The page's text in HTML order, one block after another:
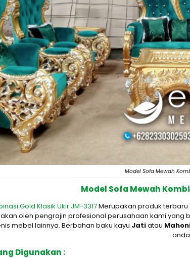
Model Sofa Mewah
Model Sofa Mewah
Gold Klasik Ukir JM-3317Merupakan produk terbaru
oleh pengrajin profesional perusahaan kami
mebel lainnya. Berbahan baku kayu Jatiatau M
Digunakan :